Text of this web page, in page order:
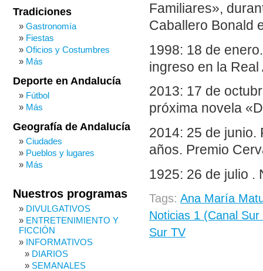
Familiares»,
Caballero Bonald
1998: 18 de
ingreso en la
2013: 17 de
próxima novela
2014: 25 de junio.
años. Premio
1925: 26 de julio .
Tags: Ana María
Noticias 1 (Canal Sur
Sur TV
Tradiciones
Gastronomía
Fiestas
Oficios y Costumbres
Más
Deporte en Andalucía
Fútbol
Más
Geografía de Andalucía
Ciudades
Pueblos y lugares
Más
Nuestros programas
DIVULGATIVOS
ENTRETENIMIENTO Y
FICCIÓN
INFORMATIVOS
DIARIOS
SEMANALES